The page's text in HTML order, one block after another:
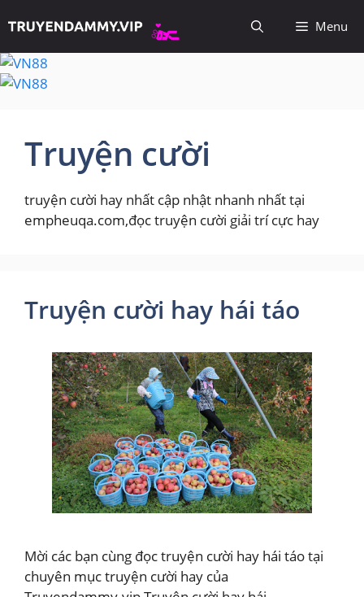
đến
nội
dung
Menu
Truyện cười
truyện cười hay nhất cập nhật nhanh nhất tại
empheuqa.com,đọc truyện cười giải trí cực hay
Truyện cười hay hái táo
Mời các bạn cùng đọc truyện cười hay hái táo tại
chuyên mục truyện cười hay của